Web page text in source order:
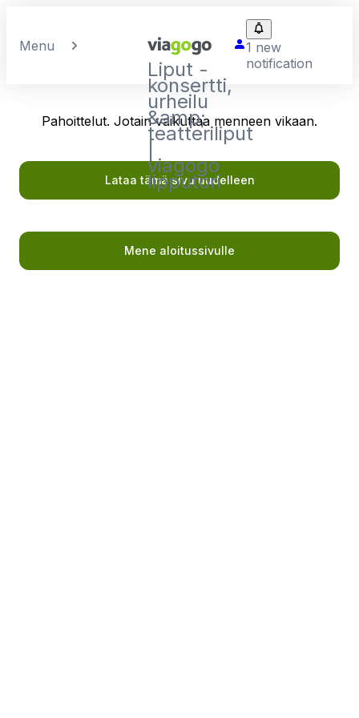
Menu
Liput -
konsertti,
urheilu
&amp;
teatteriliput
viagogo
lipputori
1 new
notification
Pahoittelut. Jotain vaikuttaa menneen vikaan.
Lataa tämä sivu uudelleen
Mene aloitussivulle